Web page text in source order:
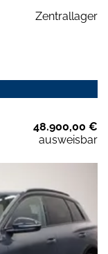
Zentrallager
48.900,00 €
ausweisbar